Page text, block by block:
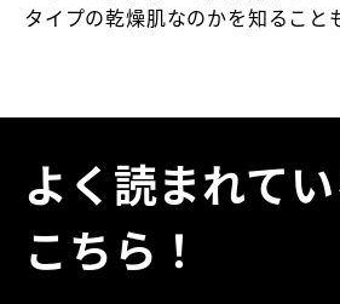
タイプの乾燥肌なのかを知ること
よく読まれて
こちら！